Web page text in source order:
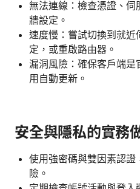
無法連線：檢查憑證、伺
牆設定。
速度慢：嘗試切換到就
定，或重啟路由器。
漏洞風險：確保客戶端
用自動更新。
安全與隱私的實務
使用強密碼與雙因素認
險。